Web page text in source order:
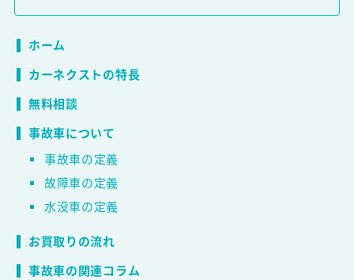
ホーム
カーネクストの特長
無料相談
事故車について
事故車の定義
故障車の定義
水没車の定義
お買取りの流れ
事故車の関連コラム